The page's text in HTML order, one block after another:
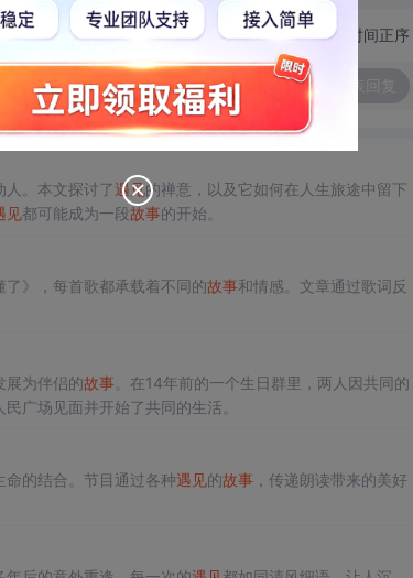
切换为时间正序
。本文探讨了遇见的禅意，以及它如何在人生旅途中留下
见都可能成为一段故事的开始。
》，每首歌都承载着不同的故事和情感。文章通过歌词反
为伴侣的故事。在14年前的一个生日群里，两人因共同的
广场见面并开始了共同的生活。
命的结合。节目通过各种遇见的故事，传递朗读带来的美好